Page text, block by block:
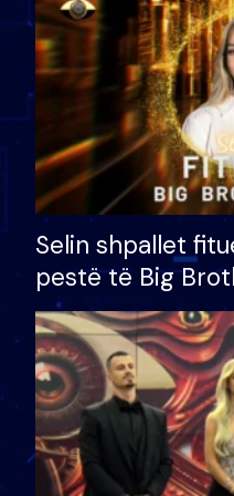
Selin shpallet
pestë të Big
çmimin e madh